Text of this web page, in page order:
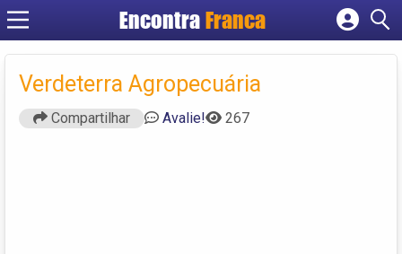
Encontra Franca
Cadastrar empresa
Criar conta
Verdeterra Agropecuária
Compartilhar Avalie! 267